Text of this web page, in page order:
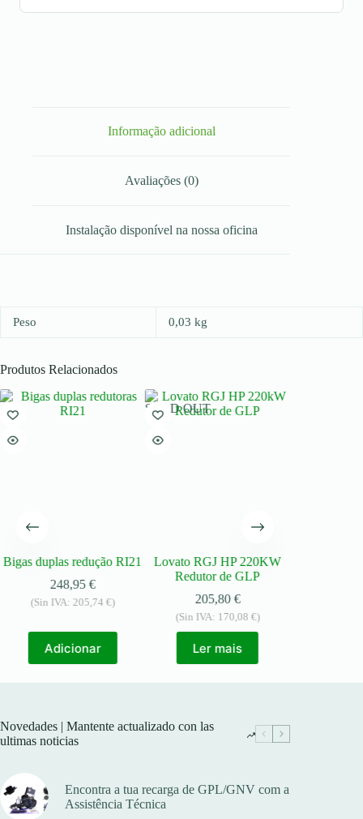
Informação adicional
Avaliações (0)
Instalação disponível na nossa oficina
Peso 0,03 kg
Produtos Relacionados
Bigas duplas redução RI21
248,95 €
(Sin IVA: 205,74 €)
Adicionar
SOLD OUT
Lovato RGJ HP 220KW
Redutor de GLP
205,80 €
(Sin IVA: 170,08 €)
Ler mais
Novedades | Mantente actualizado con las
ultimas noticias
Encontra a tua recarga de GPL/GNV com a
Assistência Técnica